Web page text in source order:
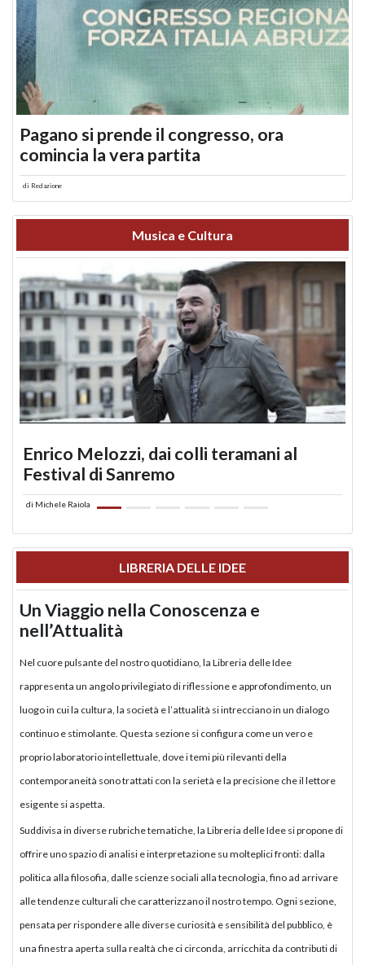
Pagano si prende il congresso, ora
comincia la vera partita
di Redazione
Musica e Cultura
Enrico Melozzi, dai colli teramani al
Festival di Sanremo
di Michele Raiola
LIBRERIA DELLE IDEE
Un Viaggio nella Conoscenza e
nell’Attualità
Nel cuore pulsante del nostro quotidiano, la Libreria delle Idee
rappresenta un angolo privilegiato di riflessione e approfondimento, un
luogo in cui la cultura, la società e l’attualità si intrecciano in un dialogo
continuo e stimolante. Questa sezione si configura come un vero e
proprio laboratorio intellettuale, dove i temi più rilevanti della
contemporaneità sono trattati con la serietà e la precisione che il lettore
esigente si aspetta.
Suddivisa in diverse rubriche tematiche, la Libreria delle Idee si propone di
offrire uno spazio di analisi e interpretazione su molteplici fronti: dalla
politica alla filosofia, dalle scienze sociali alla tecnologia, fino ad arrivare
alle tendenze culturali che caratterizzano il nostro tempo. Ogni sezione,
pensata per rispondere alle diverse curiosità e sensibilità del pubblico, è
una finestra aperta sulla realtà che ci circonda, arricchita da contributi di